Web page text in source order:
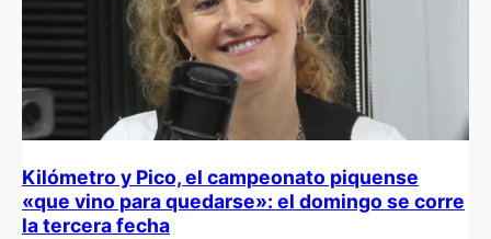
Kilómetro y Pico, el campeonato piquense
«que vino para quedarse»: el domingo se corre
la tercera fecha